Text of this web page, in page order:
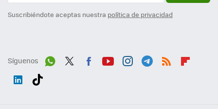
Suscribiéndote aceptas nuestra política de privacidad
Síguenos